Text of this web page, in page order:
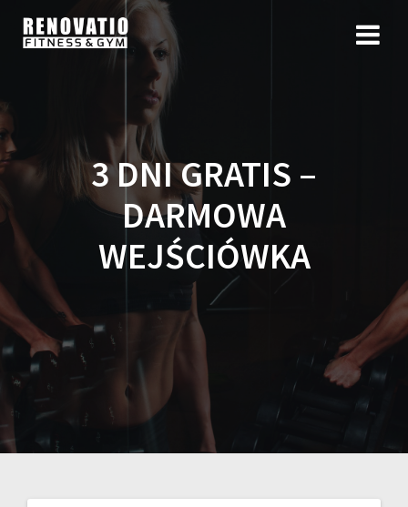
3 DNI GRATIS –
DARMOWA
WEJŚCIÓWKA